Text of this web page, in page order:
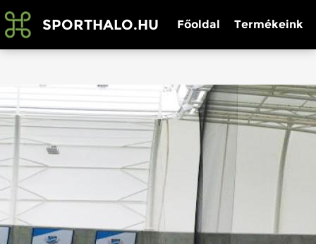
SPORTHALO.HU Főoldal Termékeink